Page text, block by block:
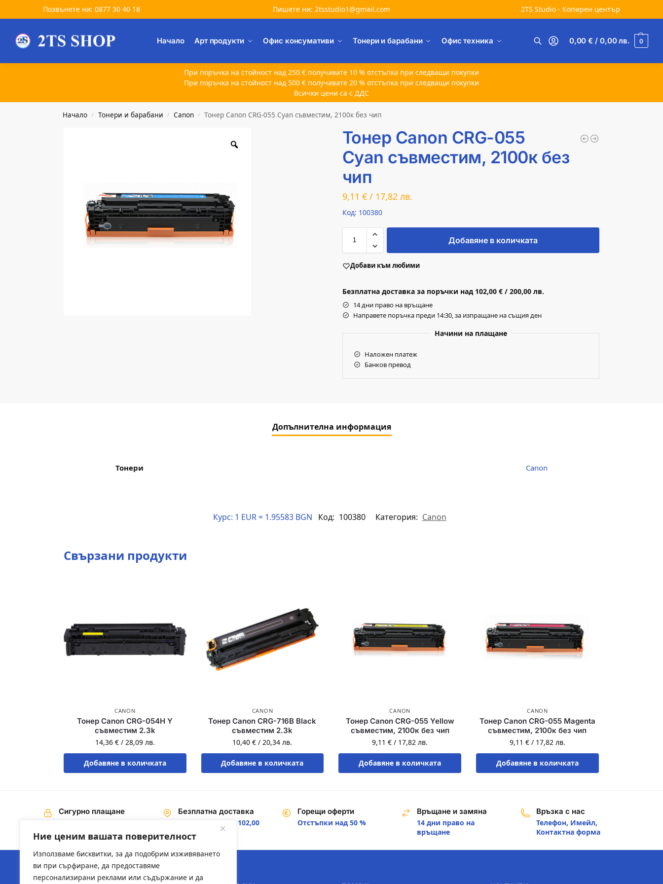
Ние ценим вашата поверителност
Използваме бисквитки, за да подобрим изживяването
ви при сърфиране, да предоставяме
персонализирани реклами или съдържание и да
Позвънете ни: 0877 30 40 18 Пишете ни: 2tsstudio1@gmail.com 2TS Studio - Копирен център
Начало Арт продукти Офис консумативи Тонери и барабани Офис техника
Търсене
0,00€ / 0,00лв. 0
При поръчка на стойност над 250 € получавате 10 % отстъпка при следващи покупки
При поръчка на стойност над 500 € получавате 20 % отстъпка при следващи покупки
Всички цени са с ДДС
Начало / Тонери и барабани / Canon / Тонер Canon CRG-055 Cyan съвместим, 2100к без чип
Тонер Canon CRG-055
Cyan съвместим, 2100к без
чип
9,11 € / 17,82 лв.
Код: 100380
Добавяне в количката
Добави към любими
Безплатна доставка за поръчки над 102,00 € / 200,00 лв.
14 дни право на връщане
Направете поръчка преди 14:30, за изпращане на същия ден
Начини на плащане
Наложен платеж
Банков превод
Допълнителна информация
Тонери Canon
Курс: 1 EUR = 1.95583 BGN Код: 100380 Категория: Canon
Свързани продукти
CANON
Тонер Canon CRG-054H Y
съвместим 2.3k
14,36 € / 28,09 лв.
Добавяне в количката
CANON
Тонер Canon CRG-716B Black
съвместим 2.3k
10,40€ /20,34лв.
Добавяне в количката
CANON
Тонер Canon CRG-055 Yellow
съвместим, 2100к без чип
9,11€ / 17,82лв.
Добавяне в количката
CANON
Тонер Canon CRG-055 Magenta
съвместим, 2100к без чип
9,11 € / 17,82 лв.
Добавяне в количката
Сигурно плащане
Безплатна доставка
На поръчки над 102,00
€ / 200,00 лв.
Горещи оферти
Отстъпки над 50 %
Връщане и замяна
14 дни право на
връщане
Връзка с нас
Телефон, Имейл,
Контактна форма